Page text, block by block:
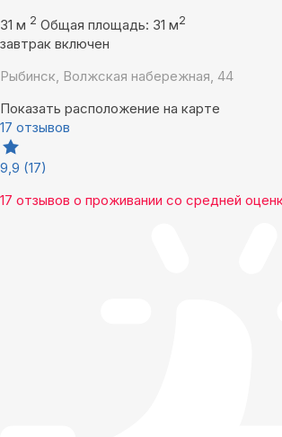
31 м 2 Общая площадь: 31 м2
завтрак включен
Рыбинск, Волжская набережная, 44
Показать расположение на карте
17 отзывов
9,9 (17)
17 отзывов о проживании со средней